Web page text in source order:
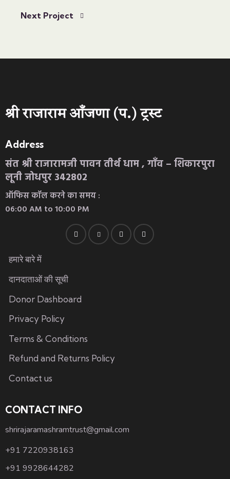
Next Project
श्री राजाराम आँजणा (प.) ट्रस्ट
Address
संत श्री राजारामजी पावन तीर्थ धाम , गाँव – शिकारपुरा
लूनी जोधपुर 342802
ऑफिस कॉल करने का समय :
06:00 AM to 10:00 PM
हमारे बारे में
दानदाताओं की सूची
Donor Dashboard
Privacy Policy
Terms & Conditions
Refund and Returns Policy
Contact us
CONTACT INFO
shrirajaramashramtrust@gmail.com
+91 7220938163
+91 9928644282